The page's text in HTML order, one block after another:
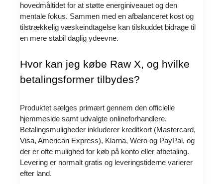
hovedmåltidet for at støtte energiniveauet og den
mentale fokus. Sammen med en afbalanceret kost og
tilstrækkelig væskeindtagelse kan tilskuddet bidrage til
en mere stabil daglig ydeevne.
Hvor kan jeg købe Raw X, og hvilke
betalingsformer tilbydes?
Produktet sælges primært gennem den officielle
hjemmeside samt udvalgte onlineforhandlere.
Betalingsmuligheder inkluderer kreditkort (Mastercard,
Visa, American Express), Klarna, Wero og PayPal, og
der er ofte mulighed for køb på konto eller afbetaling.
Levering er normalt gratis og leveringstiderne varierer
efter land.